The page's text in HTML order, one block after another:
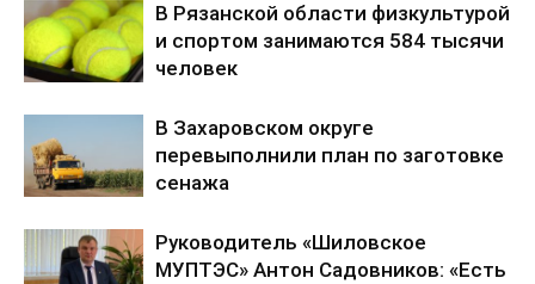
В Рязанской области физкультурой
и спортом занимаются 584 тысячи
человек
В Захаровском округе
перевыполнили план по заготовке
сенажа
Руководитель «Шиловское
МУПТЭС» Антон Садовников: «Есть